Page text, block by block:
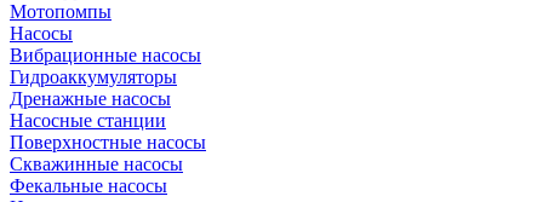
Мотопомпы
Насосы
Вибрационные насосы
Гидроаккумуляторы
Дренажные насосы
Насосные станции
Поверхностные насосы
Скважинные насосы
Фекальные насосы